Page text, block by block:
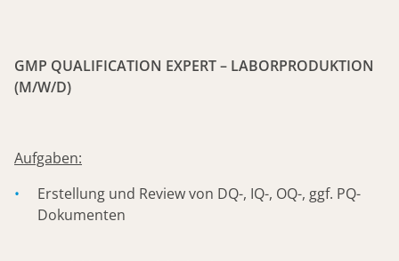
GMP QUALIFICATION EXPERT – LABORPRODUKTION
(M/W/D)
Aufgaben:
Erstellung und Review von DQ-, IQ-, OQ-, ggf. PQ-
Dokumenten